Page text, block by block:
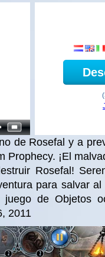
de Rosefal y a
Prophecy. ¡El
Rosefal!
para salvar
juego de Objetos
2011